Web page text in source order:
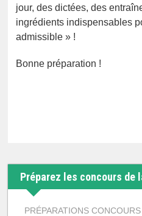
jour, des dictées, des
ingrédients indispensables
admissible » !
Bonne préparation !
Préparez les concours de
PRÉPARATIONS CONCOURS